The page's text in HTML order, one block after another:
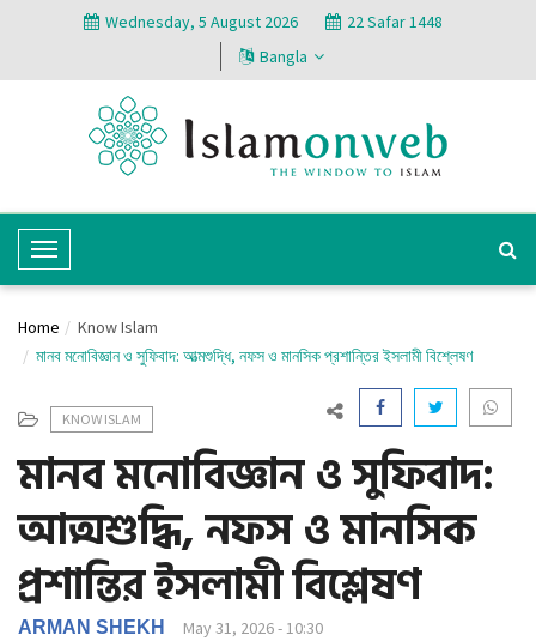
Wednesday, 5 August 2026
22 Safar 1448
Bangla
T
o
g
l
N
a
v
i
g
a
i
Home
Know Islam
মানব মনোবিজ্ঞান ও সুফিবাদ: আত্মশুদ্ধি, নফস ও মানসিক প্রশান্তির ইসলামী বিশ্লেষণ
KNOW ISLAM
মানব মনোবিজ্ঞান ও সুফিবাদ:
আত্মশুদ্ধি, নফস ও মানসিক
প্রশান্তির ইসলামী বিশ্লেষণ
ARMAN SHEKH May 31, 2026 - 10:30